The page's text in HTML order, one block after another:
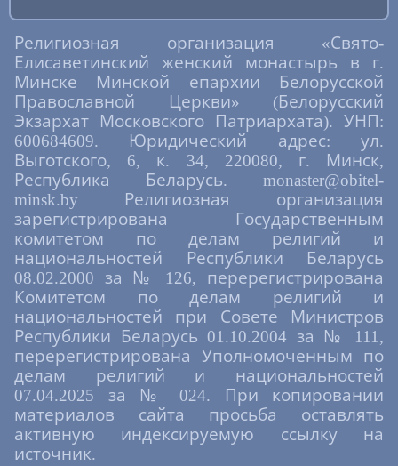
Религиозная организация «Свято-
Елисаветинский женский монастырь в г.
Минске Минской епархии Белорусской
Православной Церкви» (Белорусский
Экзархат Московского Патриархата). УНП:
600684609. Юридический адрес: ул.
Выготского, 6, к. 34, 220080, г. Минск,
Республика Беларусь. monaster@obitel-
minsk.by Религиозная организация
зарегистрирована Государственным
комитетом по делам религий и
национальностей Республики Беларусь
08.02.2000 за № 126, перерегистрирована
Комитетом по делам религий и
национальностей при Совете Министров
Республики Беларусь 01.10.2004 за № 111,
перерегистрирована Уполномоченным по
делам религий и национальностей
07.04.2025 за № 024. При копировании
материалов сайта просьба оставлять
активную индексируемую ссылку на
источник.